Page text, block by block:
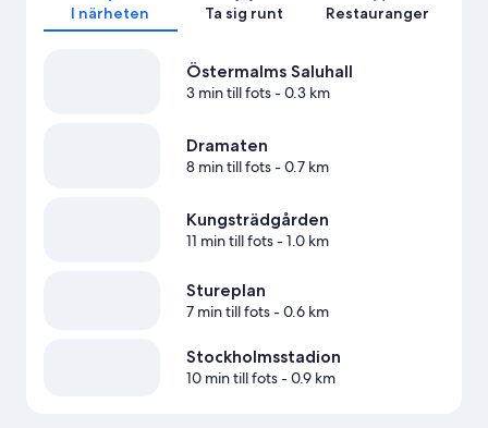
I närheten Ta sig runt Restauranger
Östermalms Saluhall
3 min till fots- 0.3 km
Dramaten
8 min till fots- 0.7 km
Kungsträdgården
11 min till fots- 1.0 km
Stureplan
7 min till fots- 0.6 km
Stockholmsstadion
10 min till fots- 0.9 km